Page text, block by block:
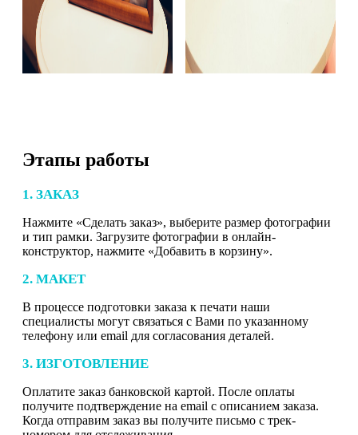
Этапы работы
1. ЗАКАЗ
Нажмите «Сделать заказ», выберите размер фотографии
и тип рамки. Загрузите фотографии в онлайн-
конструктор, нажмите «Добавить в корзину».
2. МАКЕТ
В процессе подготовки заказа к печати наши
специалисты могут связаться с Вами по указанному
телефону или email для согласования деталей.
3. ИЗГОТОВЛЕНИЕ
Оплатите заказ банковской картой. После оплаты
получите подтверждение на email с описанием заказа.
Когда отправим заказ вы получите письмо с трек-